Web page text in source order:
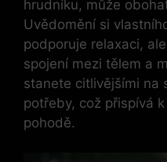
hrudníku, může
Uvědomění si
podporuje relaxaci,
spojení mezi tělem a
stanete citlivějšími na
potřeby, což přispívá
pohodě.